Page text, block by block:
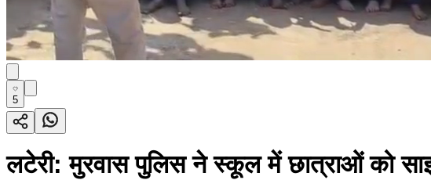
5
लटेरी: मुरवास पुलिस ने स्कूल में छात्राओं को